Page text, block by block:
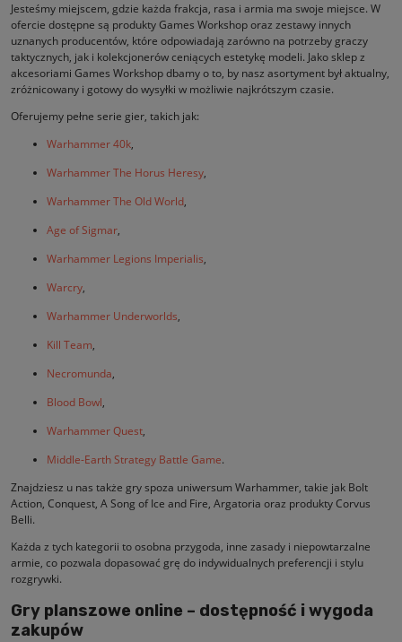
Jesteśmy miejscem, gdzie każda frakcja, rasa i armia ma swoje miejsce. W
ofercie dostępne są produkty Games Workshop oraz zestawy innych
uznanych producentów, które odpowiadają zarówno na potrzeby graczy
taktycznych, jak i kolekcjonerów ceniących estetykę modeli. Jako sklep z
akcesoriami Games Workshop dbamy o to, by nasz asortyment był aktualny,
zróżnicowany i gotowy do wysyłki w możliwie najkrótszym czasie.
Oferujemy pełne serie gier, takich jak:
Warhammer 40k,
Warhammer The Horus Heresy,
Warhammer The Old World,
Age of Sigmar,
Warhammer Legions Imperialis,
Warcry,
Warhammer Underworlds,
Kill Team,
Necromunda,
Blood Bowl,
Warhammer Quest,
Middle-Earth Strategy Battle Game.
Znajdziesz u nas także gry spoza uniwersum Warhammer, takie jak Bolt
Action, Conquest, A Song of Ice and Fire, Argatoria oraz produkty Corvus
Belli.
Każda z tych kategorii to osobna przygoda, inne zasady i niepowtarzalne
armie, co pozwala dopasować grę do indywidualnych preferencji i stylu
rozgrywki.
Gry planszowe online – dostępność i wygoda
zakupów